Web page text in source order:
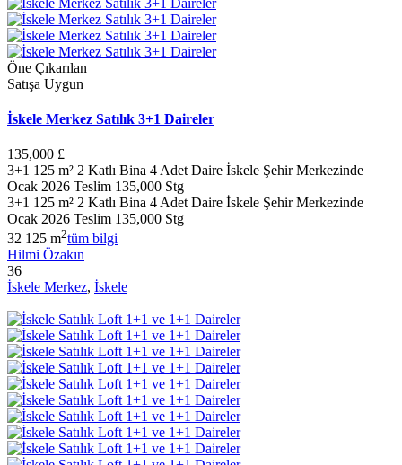
Öne Çıkarılan
Satışa Uygun
İskele Merkez Satılık 3+1 Daireler
135,000 £
3+1 125 m² 2 Katlı Bina 4 Adet Daire İskele Şehir Merkezinde
Ocak 2026 Teslim 135,000 Stg
3+1 125 m² 2 Katlı Bina 4 Adet Daire İskele Şehir Merkezinde
Ocak 2026 Teslim 135,000 Stg
32 125 m2tüm bilgi
Hilmi Özakın
36
İskele Merkez, İskele